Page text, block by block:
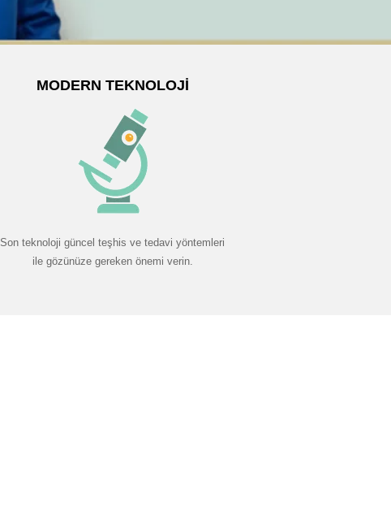
MODERN TEKNOLOJI
Son teknoloji güncel teşhis ve tedavi yöntemleri
ile gözünüze gereken önemi verin.